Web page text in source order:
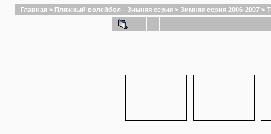
Главная > Пляжный волейбол - Зимняя серия > Зимняя серия 2006-2007 >